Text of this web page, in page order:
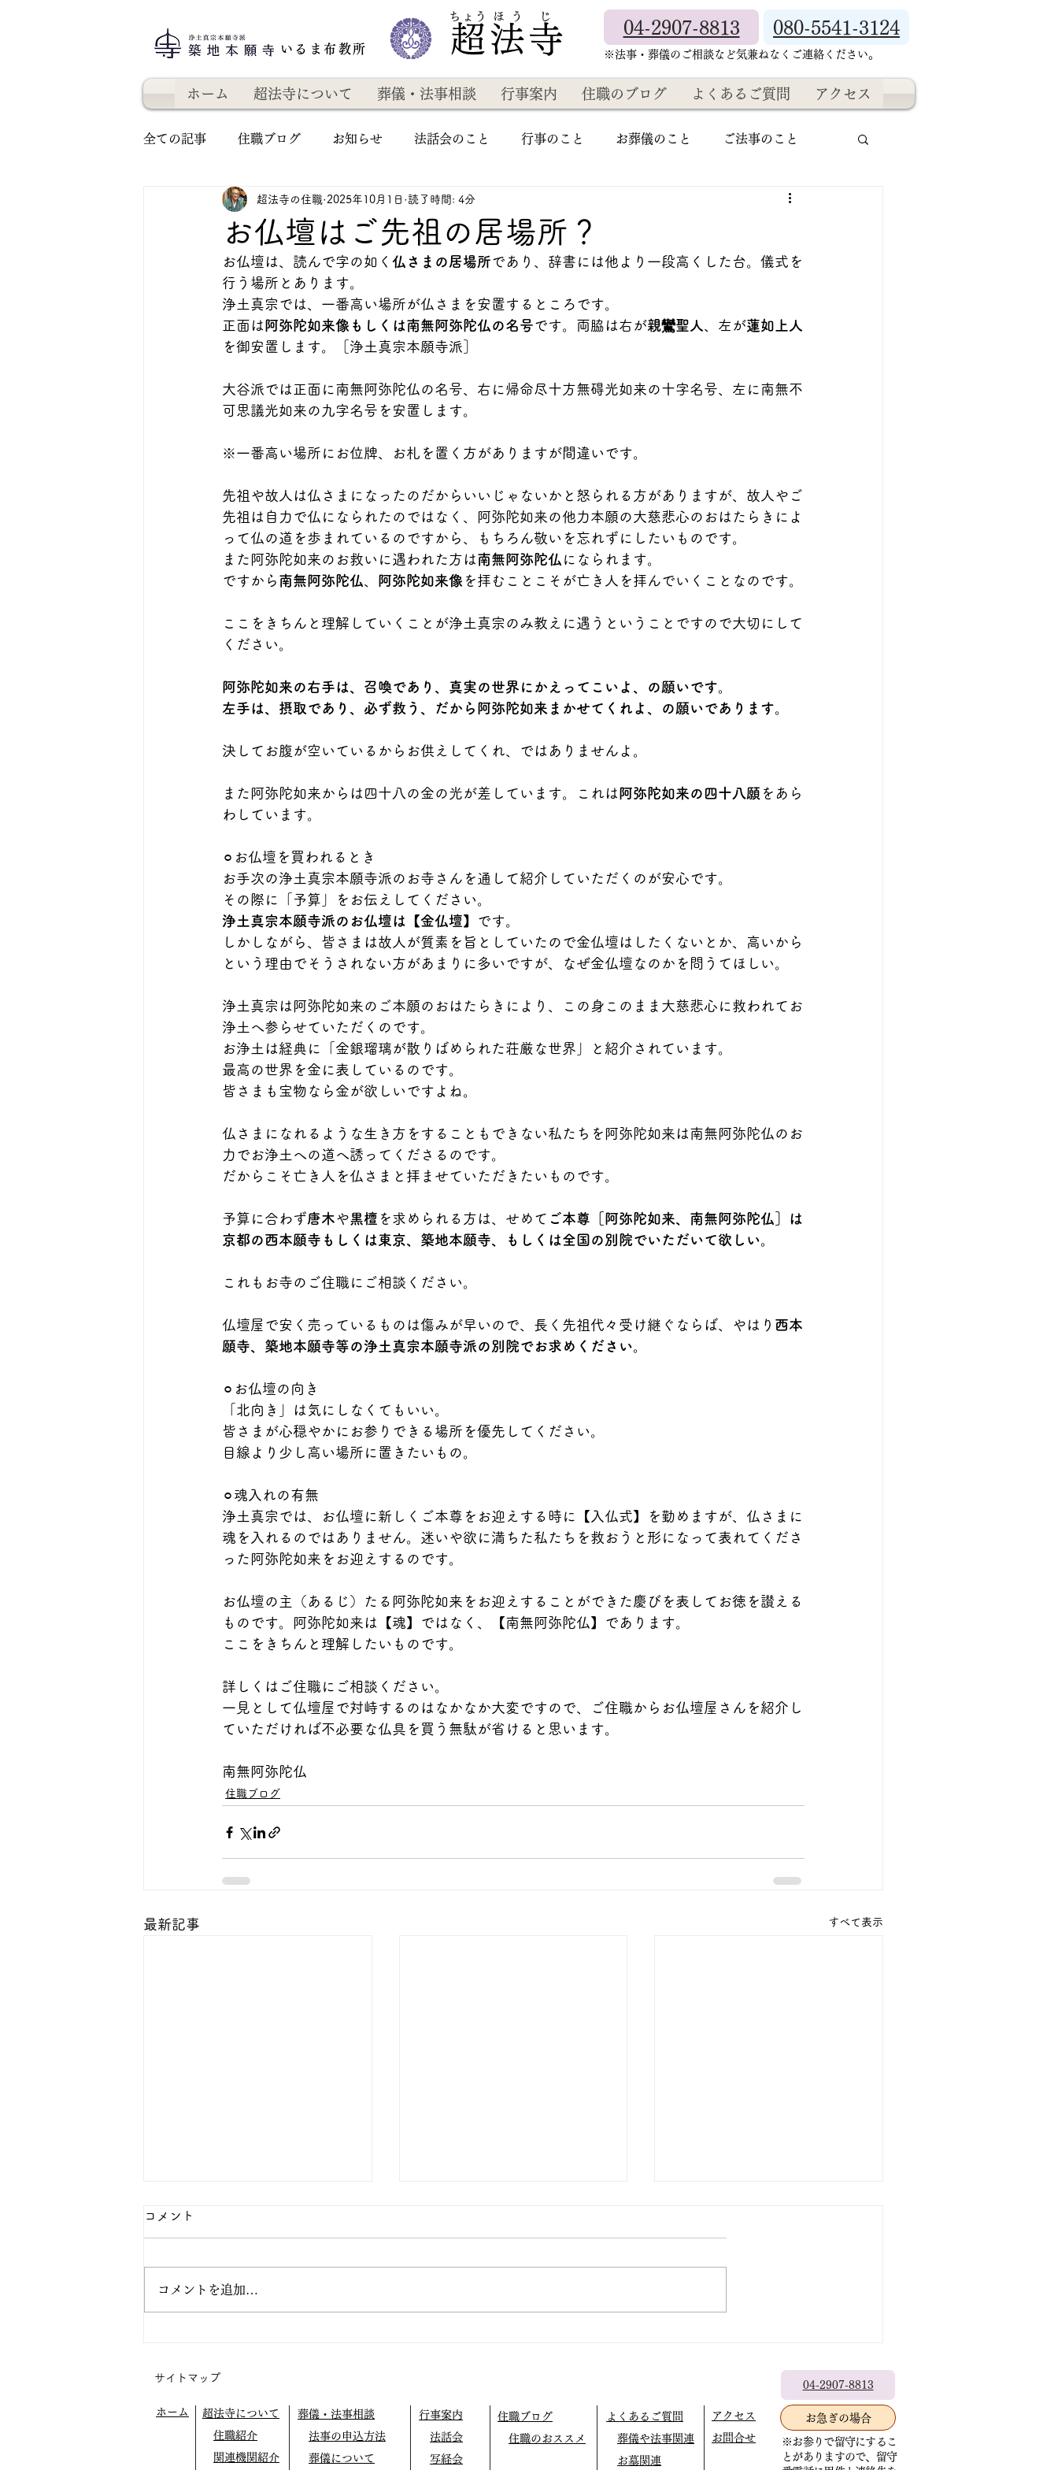
いるま布教所 超法寺
​ちょう ほ う じ
04-2907-8813 080-5541-3124
​※法事・葬儀のご相談など気兼ねなくご連絡ください。
ホーム 超法寺について 葬儀・法事相談 行事案内 住職のブログ よくあるご質問 アクセス
全ての記事 住職ブログ お知らせ 法話会のこと 行事のこと お葬儀のこと ご法事のこと
お仏壇はご先祖の居場所？
超法寺の住職 2025年10月1日 読了時間: 4分
お仏壇は、読んで字の如く 仏さまの居場所であり、辞書には他より一段高くした台。儀式を
行う場所とあります。
浄土真宗では、一番高い場所が仏さまを安置するところです。
正面は阿弥陀如来像もしくは南無阿弥陀仏の名号です。両脇は右が親鸞聖人 、左が蓮如上人
を御安置します。［浄土真宗本願寺派］
大谷派では正面に南無阿弥陀仏の名号、右に帰命尽十方無碍光如来の十字名号、左に南無不
可思議光如来の九字名号を安置します。
※一番高い場所にお位牌、お札を置く方がありますが間違いです。
先祖や故人は仏さまになったのだからいいじゃないかと怒られる方がありますが、故人やご
先祖は自力で仏になられたのではなく、阿弥陀如来の他力本願の大慈悲心のおはたらきによ
って仏の道を歩まれているのですから、もちろん敬いを忘れずにしたいものです。
また阿弥陀如来のお救いに遇われた方は南無阿弥陀仏 になられます。
ですから 南無阿弥陀仏 阿弥陀如来像 を拝むことこそが亡き人を拝んでいくことなのです。
ここをきちんと理解していくことが浄土真宗のみ教えに遇うということですので大切にして
ください。
阿弥陀如来の右手は、召喚であり、真実の世界にかえってこいよ、の願いです。
左手は、摂取であり、必ず救う、だから阿弥陀如来まかせてくれよ、の願いであります。
決してお腹が空いているからお供えしてくれ、ではありませんよ。
また阿弥陀如来からは四十八の金の光が差しています。これは阿弥陀如来の四十八願 をあら
わしています。
⚪︎お仏壇を買われるとき
お手次の浄土真宗本願寺派のお寺さんを通して紹介していただくのが安心です。
その際に「予算」をお伝えしてください。
浄土真宗本願寺派のお仏壇は【金仏壇】
です。
しかしながら、皆さまは故人が質素を旨としていたので金仏壇はしたくないとか、高いから
という理由でそうされない方があまりに多いですが、なぜ金仏壇なのかを問うてほしい。
浄土真宗は阿弥陀如来のご本願のおはたらきにより、この身このまま大慈悲心に救われてお
浄土へ参らせていただくのです。
お浄土は経典に「金銀瑠璃が散りばめられた荘厳な世界」と紹介されています。
最高の世界を金に表しているのです。
皆さまも宝物なら金が欲しいですよね。
仏さまになれるような生き方をすることもできない私たちを阿弥陀如来は南無阿弥陀仏のお
力でお浄土への道へ誘ってくださるのです。
だからこそ亡き人を仏さまと拝ませていただきたいものです。
予算に合わず唐木や黒檀 を求められる方は、せめて ご本尊［阿弥陀如来、南無阿弥陀仏］は
京都の西本願寺もしくは東京、築地本願寺、もしくは全国の別院でいただいて欲しい。
これもお寺のご住職にご相談ください。
仏壇屋で安く売っているものは傷みが早いので、長く先祖代々受け継ぐならば、やはり 西本
願寺、築地本願寺等の浄土真宗本願寺派の別院でお求めください。
⚪︎お仏壇の向き
「北向き」は気にしなくてもいい。
皆さまが心穏やかにお参りできる場所を優先してください。
目線より少し高い場所に置きたいもの。
⚪︎魂入れの有無
浄土真宗では、お仏壇に新しくご本尊をお迎えする時に【入仏式】を勤めますが、仏さまに
魂を入れるのではありません。迷いや欲に満ちた私たちを救おうと形になって表れてくださ
った阿弥陀如来をお迎えするのです。
お仏壇の主（あるじ）たる阿弥陀如来をお迎えすることができた慶びを表してお徳を讃える
ものです。阿弥陀如来は【魂】ではなく、【南無阿弥陀仏】であります。
ここをきちんと理解したいものです。
詳しくはご住職にご相談ください。
一見として仏壇屋で対峙するのはなかなか大変ですので、ご住職からお仏壇屋さんを紹介し
ていただければ不必要な仏具を買う無駄が省けると思います。
南無阿弥陀仏
住職ブログ
最新記事 すべて表示
う
コメント
コメントを追加…
サイトマップ
04-2907-8813
ホーム
超法寺について
住職紹介
関連機関紹介
葬儀・法事相談
法事の申込方法
葬儀について
行事案内
法話会
写経会
住職ブログ
住職のおススメ
よくあるご質問
葬儀や法事関連
お墓関連
お急ぎの場合
アクセス
お問合せ
※お参りで留守にするこ
とがありますので、留守